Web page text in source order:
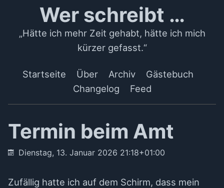
Wer schreibt …
„Hätte ich mehr Zeit gehabt, hätte ich mich
kürzer gefasst.“
Startseite Über Archiv
Gästebuch
Changelog
Feed
Termin beim Amt
Dienstag, 13. Januar 2026 21:18+01:00
Zufällig hatte ich auf dem Schirm, dass mein